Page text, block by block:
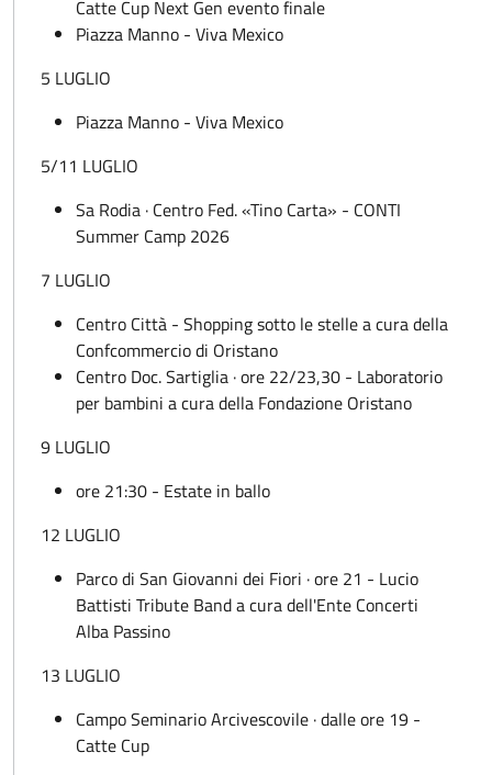
Catte Cup Next Gen evento finale
Piazza Manno - Viva Mexico
5 LUGLIO
Piazza Manno - Viva Mexico
5/11 LUGLIO
Sa Rodia · Centro Fed. «Tino Carta» - CONTI
Summer Camp 2026
7 LUGLIO
Centro Città - Shopping sotto le stelle a cura della
Confcommercio di Oristano
Centro Doc. Sartiglia · ore 22/23,30 - Laboratorio
per bambini a cura della Fondazione Oristano
9 LUGLIO
ore 21:30 - Estate in ballo
12 LUGLIO
Parco di San Giovanni dei Fiori · ore 21 - Lucio
Battisti Tribute Band a cura dell'Ente Concerti
Alba Passino
13 LUGLIO
Campo Seminario Arcivescovile · dalle ore 19 -
Catte Cup